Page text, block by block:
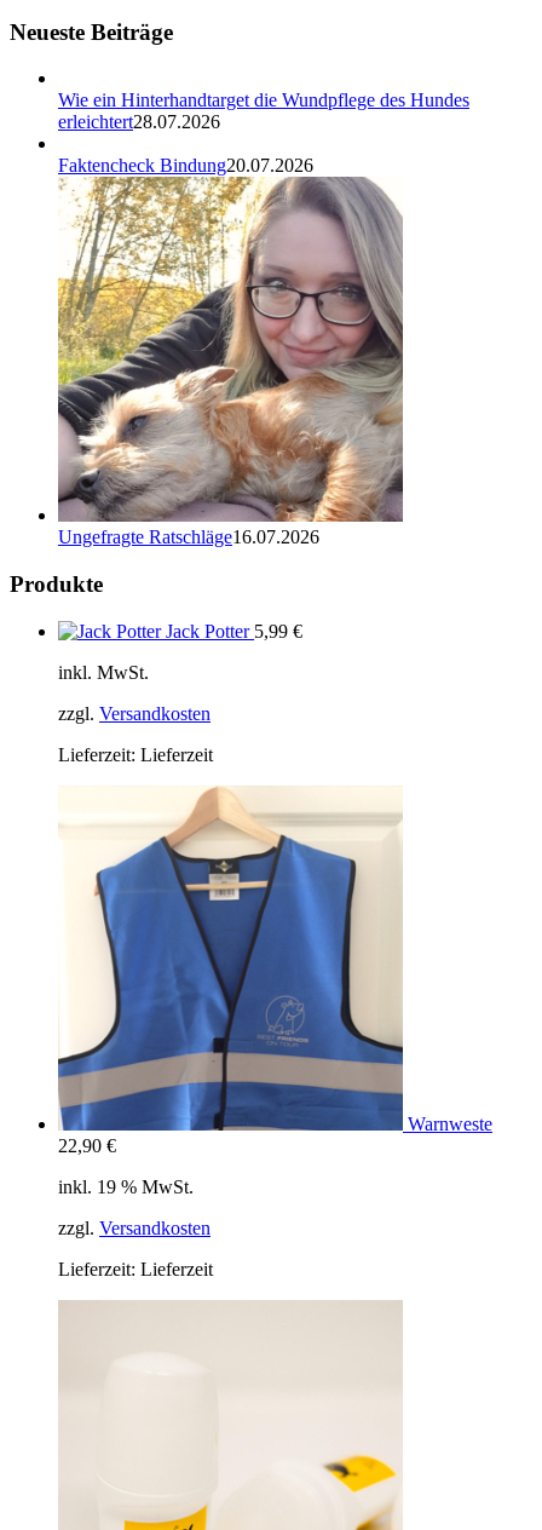
Neueste Beiträge
Wie ein Hinterhandtarget die Wundpflege des Hundes
erleichtert28.07.2026
Faktencheck Bindung20.07.2026
Ungefragte Ratschläge16.07.2026
Produkte
Jack Potter 5,99 €
inkl. MwSt.
zzgl. Versandkosten
Lieferzeit: Lieferzeit
Warnweste
22,90 €
inkl. 19 % MwSt.
zzgl. Versandkosten
Lieferzeit: Lieferzeit